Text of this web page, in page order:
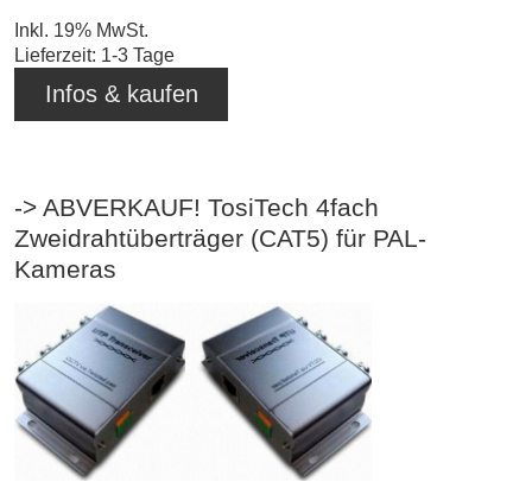
Inkl. 19% MwSt.
Lieferzeit: 1-3 Tage
Infos & kaufen
-> ABVERKAUF! TosiTech 4fach
Zweidrahtüberträger (CAT5) für PAL-
Kameras